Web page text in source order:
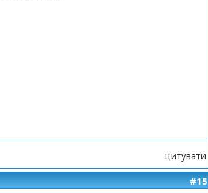
цитувати
#15